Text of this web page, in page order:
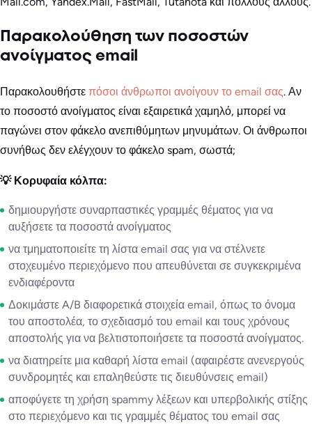
Παρακολούθηση των ποσοστών
ανοίγματος email
Παρακολουθήστε πόσοι άνθρωποι ανοίγουν το email σας. Αν
το ποσοστό ανοίγματος είναι εξαιρετικά χαμηλό, μπορεί να
παγώνει στον φάκελο ανεπιθύμητων μηνυμάτων. Οι άνθρωποι
συνήθως δεν ελέγχουν το φάκελο spam, σωστά;
💡 Κορυφαία κόλπα:
δημιουργήστε συναρπαστικές γραμμές θέματος για να
αυξήσετε τα ποσοστά ανοίγματος
να τμηματοποιείτε τη λίστα email σας για να στέλνετε
στοχευμένο περιεχόμενο που απευθύνεται σε συγκεκριμένα
ενδιαφέροντα
Δοκιμάστε A/B διαφορετικά στοιχεία email, όπως το όνομα
του αποστολέα, το σχεδιασμό του email και τους χρόνους
αποστολής για να βελτιστοποιήσετε τα ποσοστά ανοίγματος.
να διατηρείτε μια καθαρή λίστα email (αφαιρέστε ανενεργούς
συνδρομητές και επαληθεύστε τις διευθύνσεις email)
αποφύγετε τη χρήση spammy λέξεων και υπερβολικής στίξης
στο περιεχόμενο και τις γραμμές θέματος του email σας